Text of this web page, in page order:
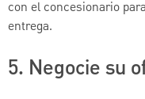
con el concesionario
entrega.
5. Negocie su